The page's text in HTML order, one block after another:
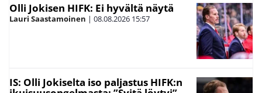
Olli Jokisen HIFK: Ei hyvältä näytä
Lauri Saastamoinen | 08.08.2026 15:57
IS: Olli Jokiselta iso paljastus HIFK:n